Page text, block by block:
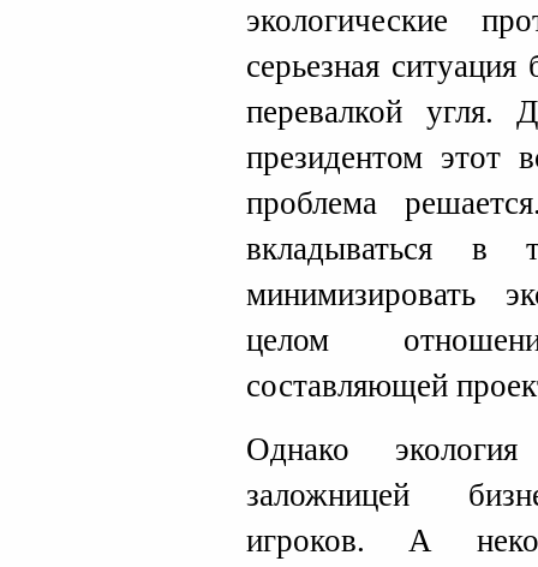
экологические
серьезная
перевалкой
президентом этот
проблема
вкладываться в
минимизировать
целом
составляющей
Однако
заложницей
игроков. А